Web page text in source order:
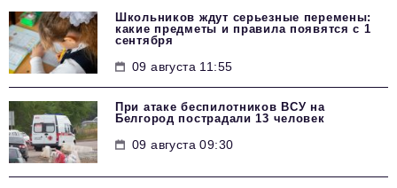
Школьников ждут серьезные перемены:
какие предметы и правила появятся с 1
сентября
09 августа 11:55
При атаке беспилотников ВСУ на
Белгород пострадали 13 человек
09 августа 09:30